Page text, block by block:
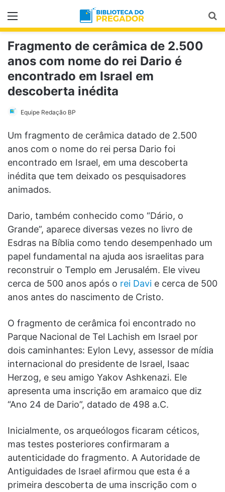
Menu
Fragmento de cerâmica de 2.500
anos com nome do rei Dario é
encontrado em Israel em
descoberta inédita
Equipe Redação BP
Um fragmento de cerâmica datado de 2.500
anos com o nome do rei persa Dario foi
encontrado em Israel, em uma descoberta
inédita que tem deixado os pesquisadores
animados.
Dario, também conhecido como “Dário, o
Grande”, aparece diversas vezes no livro de
Esdras na Bíblia como tendo desempenhado um
papel fundamental na ajuda aos israelitas para
reconstruir o Templo em Jerusalém. Ele viveu
cerca de 500 anos após o rei Davi e cerca de 500
anos antes do nascimento de Cristo.
O fragmento de cerâmica foi encontrado no
Parque Nacional de Tel Lachish em Israel por
dois caminhantes: Eylon Levy, assessor de mídia
internacional do presidente de Israel, Isaac
Herzog, e seu amigo Yakov Ashkenazi. Ele
apresenta uma inscrição em aramaico que diz
“Ano 24 de Dario”, datado de 498 a.C.
Inicialmente, os arqueólogos ficaram céticos,
mas testes posteriores confirmaram a
autenticidade do fragmento. A Autoridade de
Antiguidades de Israel afirmou que esta é a
primeira descoberta de uma inscrição com o